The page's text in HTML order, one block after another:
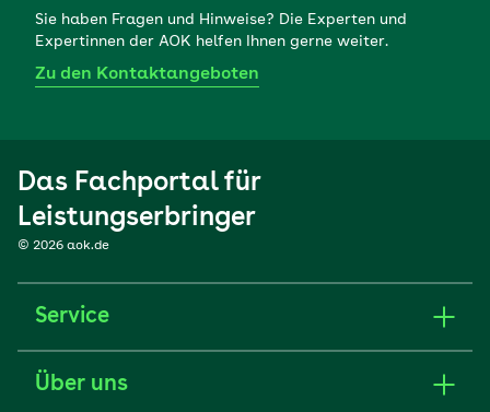
Sie haben Fragen und Hinweise? Die Experten und
Expertinnen der AOK helfen Ihnen gerne weiter.
Zu den Kontaktangeboten
Das Fachportal für
Leistungserbringer
© 2026 aok.de
Service
Über uns